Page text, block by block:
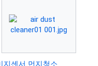
지센서 먼지청소